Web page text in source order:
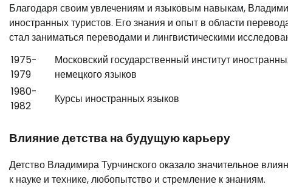
Благодаря своим увлечениям и языковым навыкам,
иностранных туристов. Его знания и опыт в области
стал заниматься переводами и лингвистическими
1975-
1979
Московский государственный институт
немецкого языков
1980-
1982
Курсы иностранных языков
Влияние детства на будущую карьеру
Детство Владимира Турчинского оказало значительное
к науке и технике, любопытство и стремление к знаниям.